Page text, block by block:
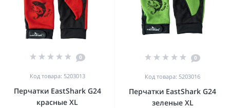
0
Код товара: 5203013
Перчатки EastShark G24
красные XL
0
Код товара: 5203016
Перчатки EastShark G24
зеленые XL